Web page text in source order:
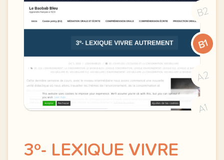
B2
B1
A2
A1
3º- LEXIQUE VIVRE